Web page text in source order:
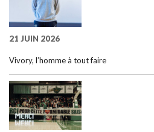
21 JUIN 2026
Vivory, l’homme à tout faire